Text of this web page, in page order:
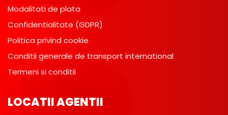
Modalitati de plata
Confidentialitate (GDPR)
Politica privind cookie
Conditii generale de transport international
Termeni si conditii
LOCATII AGENTII